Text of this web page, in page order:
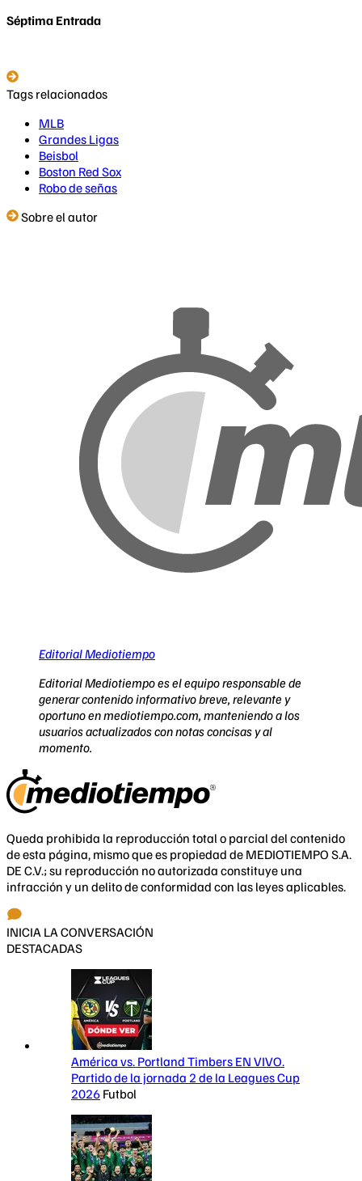
Séptima Entrada
Tags relacionados
MLB
Grandes Ligas
Beisbol
Boston Red Sox
Robo de señas
Sobre el autor
Editorial Mediotiempo
Editorial Mediotiempo es el equipo responsable de
generar contenido informativo breve, relevante y
oportuno en mediotiempo.com, manteniendo a los
usuarios actualizados con notas concisas y al
momento.
Queda prohibida la reproducción total o parcial del contenido
de esta página, mismo que es propiedad de MEDIOTIEMPO S.A.
DE C.V.; su reproducción no autorizada constituye una
infracción y un delito de conformidad con las leyes aplicables.
INICIA LA CONVERSACIÓN
DESTACADAS
América vs. Portland Timbers EN VIVO.
Partido de la jornada 2 de la Leagues Cup
2026 Futbol